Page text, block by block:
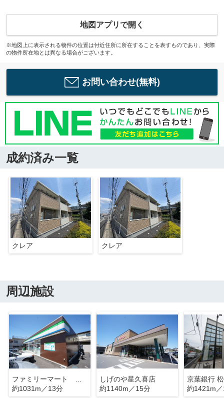
地図アプリで開く
※地図上に表示される物件の位置は付近住所に所在することを表すものであり、実際
の物件所在地とは異なる場合がございます。
お問い合わせ(無料)
成約済み一覧
クレア クレア
周辺施設
ファミリーマート 松ヶ丘店
約1031m／13分
しげのや星久喜店
約1140m／15分
京葉銀行
約1421m